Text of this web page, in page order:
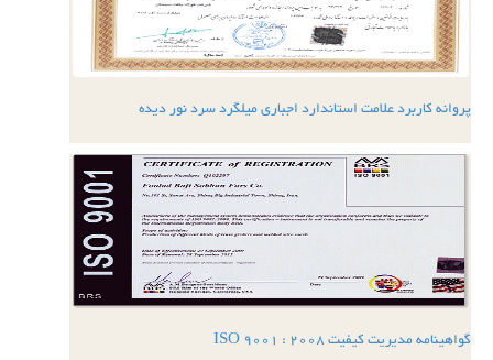
پروانه کاربرد علامت استاندارد اجباری میلگرد سرد نور دیده
گواهینامه مدیریت کیفیت ISO 9001 : 2008